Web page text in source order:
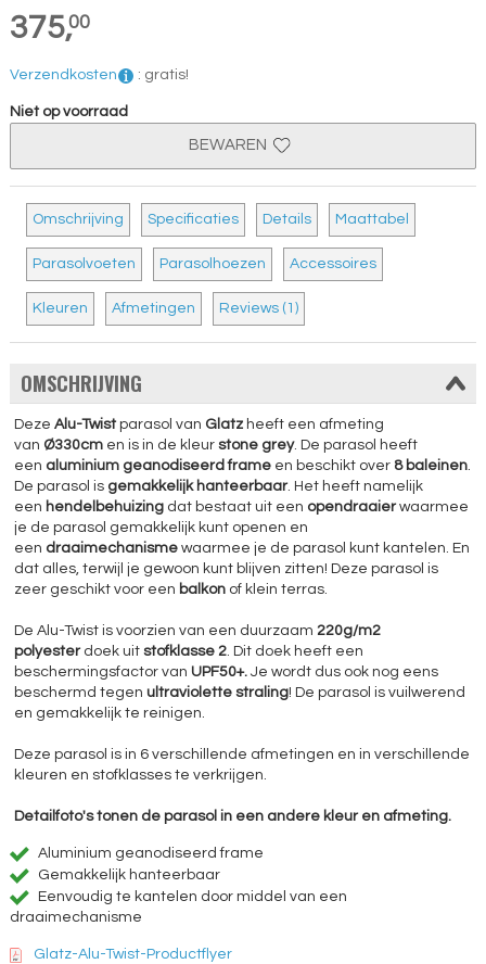
375,00
Verzendkosten : gratis!
Niet op voorraad
BEWAREN
Omschrijving Specificaties Details Maattabel
Parasolvoeten Parasolhoezen Accessoires
Kleuren Afmetingen Reviews (1)
OMSCHRIJVING
DezeAlu-Twist parasol van Glatz heeft een afmeting
van Ø330cm en is in de kleurstone grey. De parasol heeft
een aluminium geanodiseerd frame en beschikt over 8 baleinen.
De parasol is gemakkelijk hanteerbaar. Het heeft namelijk
een hendelbehuizing dat bestaat uit een opendraaierwaarmee
je de parasol gemakkelijk kunt openen en
een draaimechanismewaarmee je de parasol kunt kantelen. En
dat alles, terwijl je gewoon kunt blijven zitten! Deze parasol is
zeer geschikt voor een balkon of klein terras.
De Alu-Twist is voorzien van een duurzaam 220g/m2
polyesterdoek uitstofklasse 2. Dit doek heeft een
beschermingsfactor van UPF50+.Je wordt dus ook nog eens
beschermd tegen ultraviolette straling! De parasol is vuilwerend
en gemakkelijk te reinigen.
Deze parasol is in 6 verschillende afmetingen en in verschillende
kleuren en stofklasses te verkrijgen.
Detailfoto's tonen de parasol in een andere kleur en afmeting.
Aluminium geanodiseerd frame
Gemakkelijk hanteerbaar
Eenvoudig te kantelen door middel van een
draaimechanisme
Glatz-Alu-Twist-Productflyer